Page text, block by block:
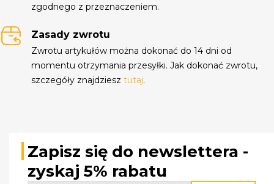
zgodnego z przeznaczeniem.
Zasady zwrotu
Zwrotu artykułów można dokonać do 14 dni od
momentu otrzymania przesyłki. Jak dokonać zwrotu,
szczegóły znajdziesztutaj.
Zapisz się do newslettera -
zyskaj 5% rabatu